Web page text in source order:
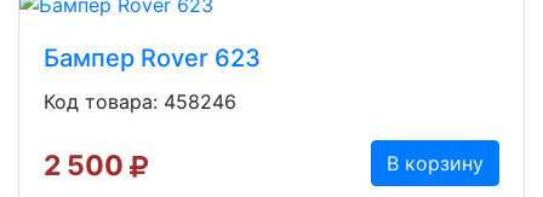
Бампер Rover 623
Код товара: 458246
2 500 В корзину